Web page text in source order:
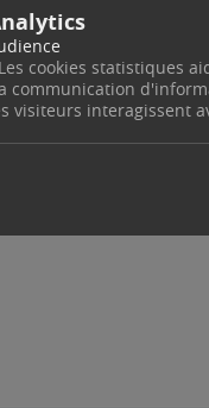
cookies statistiques
communication
visiteurs interagissent
des Clubs
présente son